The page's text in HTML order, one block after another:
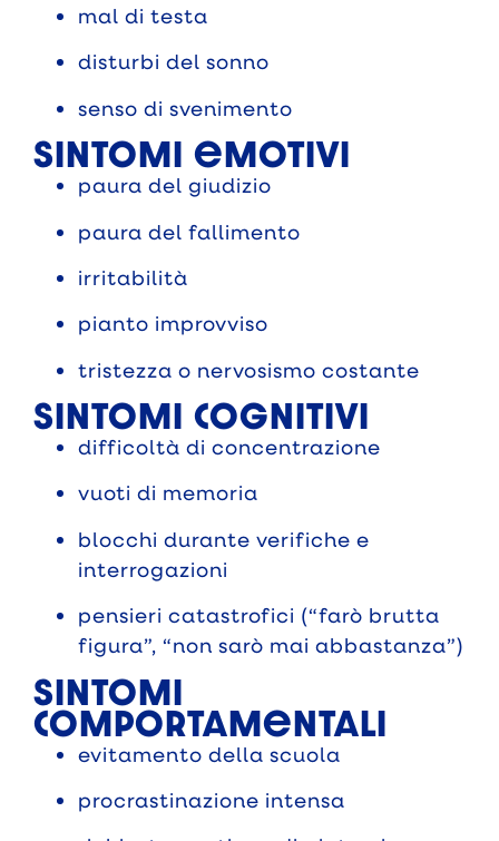
mal di testa
disturbi del sonno
senso di svenimento
Sintomi emotivi
paura del giudizio
paura del fallimento
irritabilità
pianto improvviso
tristezza o nervosismo costante
Sintomi cognitivi
difficoltà di concentrazione
vuoti di memoria
blocchi durante verifiche e
interrogazioni
pensieri catastrofici (“farò brutta
figura”, “non sarò mai abbastanza”)
Sintomi
comportamentali
evitamento della scuola
procrastinazione intensa